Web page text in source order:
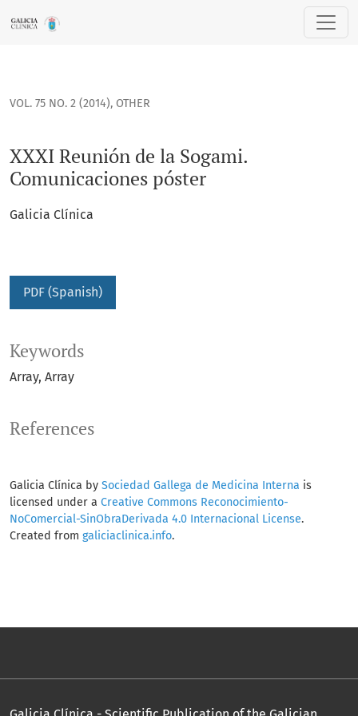
XXXI Reunión de la Sogami. Comunicaciones póster
VOL. 75 NO. 2 (2014), OTHER
XXXI Reunión de la Sogami.
Comunicaciones póster
Galicia Clínica
PDF (Spanish)
Keywords
Array Array
References
Galicia Clínica by Sociedad Gallega de Medicina Interna is
licensed under a Creative Commons Reconocimiento-
NoComercial-SinObraDerivada 4.0 Internacional License.
Created from galiciaclinica.info.